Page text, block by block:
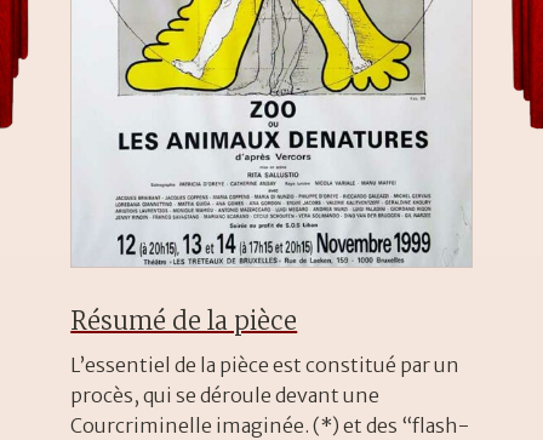
Résumé de la pièce
L’essentiel de la pièce est constitué par un
procès, qui se déroule devant une
Courcriminelle imaginée. (*) et des “flash-